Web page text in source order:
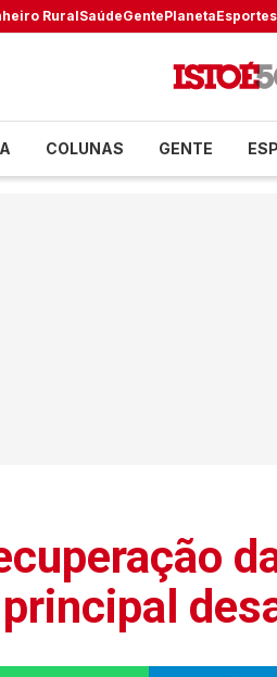
RuralSaúdeGentePlanetaEsportes
COLUNAS GENTE